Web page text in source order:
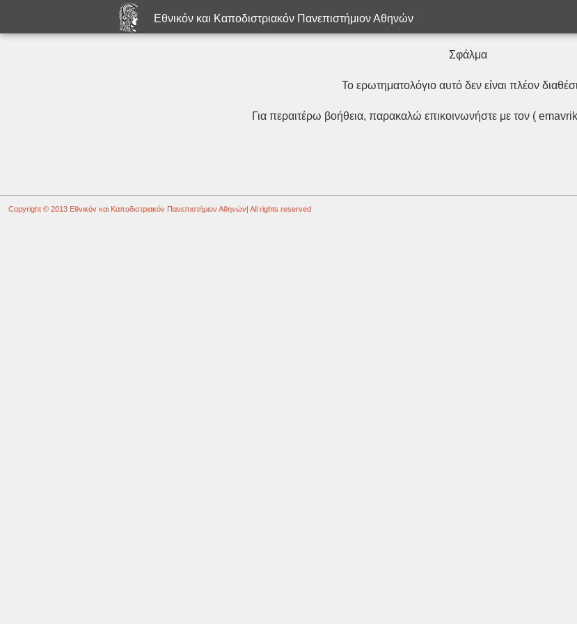
Εθνικόν και Καποδιστριακόν Πανεπιστήμιον Αθηνών
Σφάλμα
Το ερωτηματολόγιο αυτό δεν είναι πλέον
Για περαιτέρω βοήθεια, παρακαλώ επικοινωνήστε με τον (
Copyright © 2013 Εθνικόν και Καποδιστριακόν Πανεπιστήμιον Αθηνών| All rights reserved